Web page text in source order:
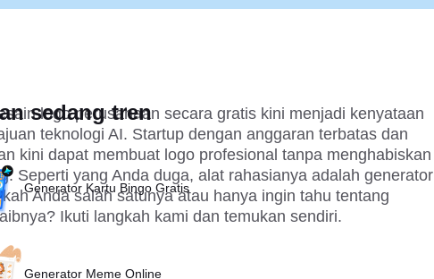
logo perusahaan secara gratis kini menjadi kenyataan
teknologi AI. Startup dengan anggaran terbatas dan
kini dapat membuat logo profesional tanpa menghabiskan
Seperti yang Anda duga, alat rahasianya adalah generator
Anda salah satunya atau hanya ingin tahu tentang
Ikuti langkah kami dan temukan sendiri.
sedang tren
Generator Kartu Bingo Gratis
Generator Meme Online